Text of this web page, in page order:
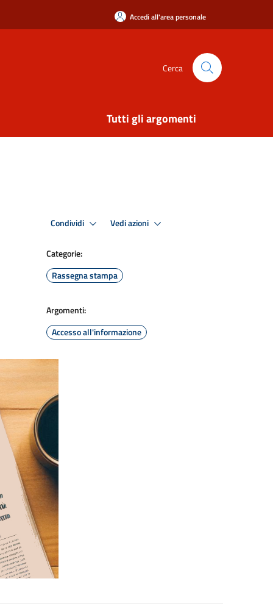
Accedi all'area personale
Cerca
Tutti gli argomenti
Condividi Vedi azioni
Categorie:
Rassegna stampa
Argomenti:
Accesso all'informazione